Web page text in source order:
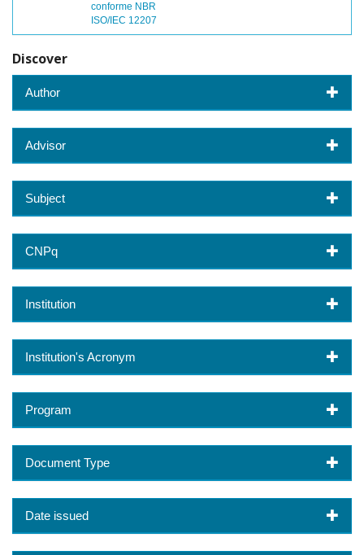
conforme NBR
ISO/IEC 12207
Discover
Author
Advisor
Subject
CNPq
Institution
Institution's Acronym
Program
Document Type
Date issued